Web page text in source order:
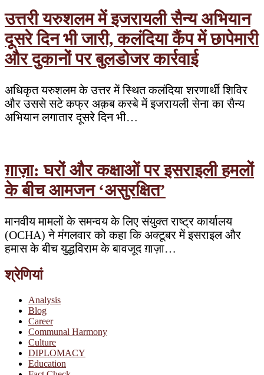
उत्तरी यरुशलम में इजरायली सैन्य अभियान
दूसरे दिन भी जारी, कलंदिया कैंप में छापेमारी
और दुकानों पर बुलडोजर कार्रवाई
अधिकृत यरुशलम के उत्तर में स्थित कलंदिया शरणार्थी शिविर
और उससे सटे कफ्र अक़ब कस्बे में इजरायली सेना का सैन्य
अभियान लगातार दूसरे दिन भी…
ग़ाज़ा: घरों और कक्षाओं पर इसराइली हमलों
के बीच आमजन ‘असुरक्षित’
मानवीय मामलों के समन्वय के लिए संयुक्त राष्ट्र कार्यालय
(OCHA) ने मंगलवार को कहा कि अक्टूबर में इसराइल और
हमास के बीच युद्धविराम के बावजूद ग़ाज़ा…
श्रेणियां
Analysis
Blog
Career
Communal Harmony
Culture
DIPLOMACY
Education